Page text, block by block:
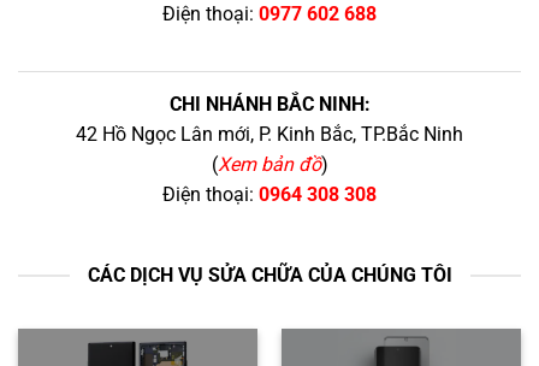
Điện thoại: 0977 602 688
CHI NHÁNH BẮC NINH:
42 Hồ Ngọc Lân mới, P. Kinh Bắc, TP.Bắc Ninh
(Xem bản đồ)
Điện thoại: 0964 308 308
CÁC DỊCH VỤ SỬA CHỮA CỦA CHÚNG TÔI